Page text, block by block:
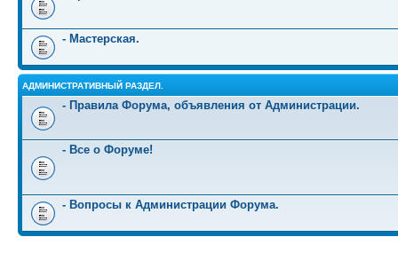
- Мастерская.
АДМИНИСТРАТИВНЫЙ РАЗДЕЛ.
- Правила Форума, объявления от Администрации.
- Все о Форуме!
- Вопросы к Администрации Форума.